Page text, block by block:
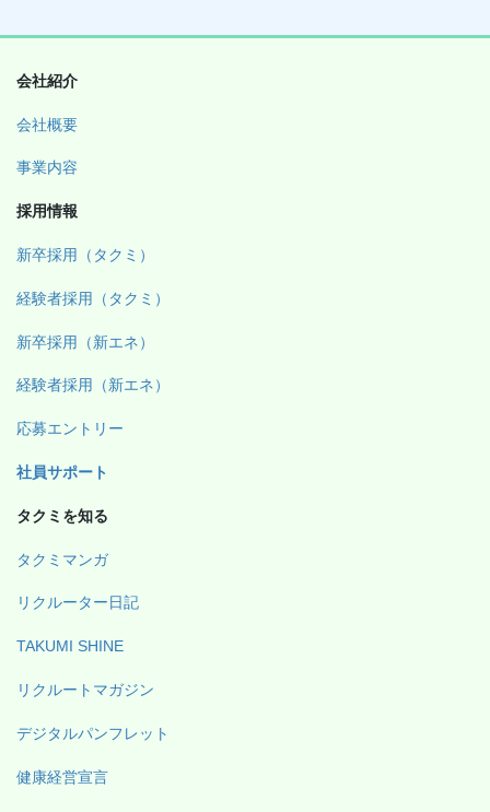
会社紹介
会社概要
事業内容
採用情報
新卒採用（タクミ）
経験者採用（タクミ）
新卒採用（新エネ）
経験者採用（新エネ）
応募エントリー
社員サポート
タクミを知る
タクミマンガ
リクルーター日記
TAKUMI SHINE
リクルートマガジン
デジタルパンフレット
健康経営宣言